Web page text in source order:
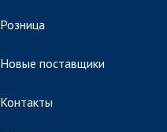
Розница
Новые поставщики
Контакты